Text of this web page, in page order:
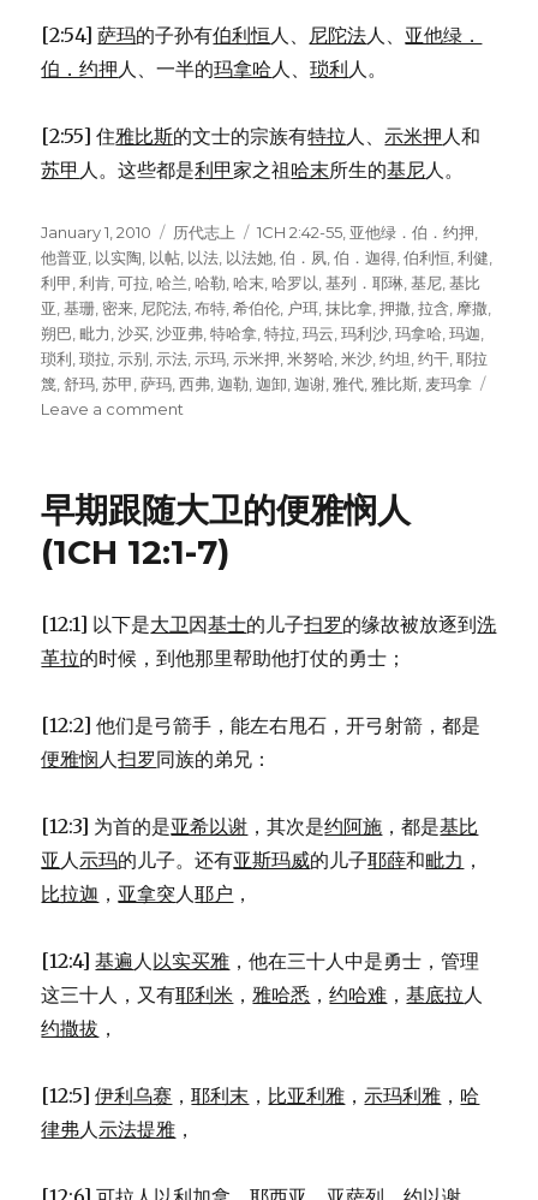
[2:54]萨玛的子孙有伯利恒人、 尼陀法人、 亚他绿．
伯．约押人、一半的玛拿哈人、琐利人。
[2:55] 住雅比斯的文士的宗族有特拉人、示米押人和
苏甲 人。这些都是利甲家之祖哈末所生的基尼人。
Posted
on
January 1, 2010 Categories
历代志上 Tags
1CH 2:42-55 亚他绿．伯．约押
他普亚 以实陶 以帖 以法 以法她 ,伯．夙 ,伯．迦得 ,伯利恒 ,利健
利甲 ,利肯 ,可拉 ,哈兰 ,哈勒 ,哈末 ,哈罗以 ,基列．耶琳 ,基尼 ,基比
亚 ,基珊 密来 尼陀法 ,布特 ,希伯伦 户珥 ,抹比拿 ,押撒 ,拉含 摩撒
朔巴 ,毗力 ,沙买 ,沙亚弗 ,特哈拿 ,特拉 ,玛云 ,玛利沙 ,玛拿哈 ,玛迦
琐利 ,琐拉 示别 示法 示玛 示米押 ,米努哈 ,米沙 ,约坦 ,约干 ,耶拉
篾 ,舒玛 ,苏甲 ,萨玛 ,西弗 ,迦勒 ,迦卸 ,迦谢 雅代 雅比斯 麦玛拿
Leave a comment
其
后
(1CH
2:42-
55)
早期跟随大卫的便雅悯人
(1CH 12:1-7)
[12:1] 以下是大卫因基士的儿子扫罗的缘故被放逐到洗
革拉的时候，到他那里帮助他打仗的勇士；
[12:2] 他们是弓箭手，能左右甩石，开弓射箭，都是
便雅悯人扫罗同族的弟兄：
[12:3] 为首的是亚希以谢 ，其次是约阿施 ，都是基比
亚 人示玛的儿子。还有亚斯玛威的儿子耶薛和毗力 ，
比拉迦 ， 亚拿突人耶户 ，
[12:4]基遍人以实买雅 ，他在三十人中是勇士，管理
这三十人，又有耶利米 ，雅哈悉 ，约哈难 ，基底拉人
约撒拔 ，
[12:5]伊利乌赛 ，耶利末 ， 比亚利雅 ，示玛利雅 ， 哈
律弗人示法提雅 ，